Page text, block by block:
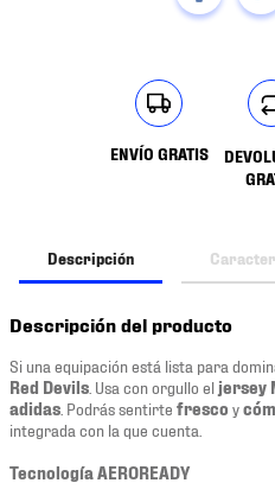
ENVÍO GRATIS
Descripción
Descripción del producto
Si una equipación está lista para
Red Devils . Usa con orgullo el jersey
adidas . Podrás sentirte fresco y
integrada con la que cuenta.
Tecnología AEROREADY